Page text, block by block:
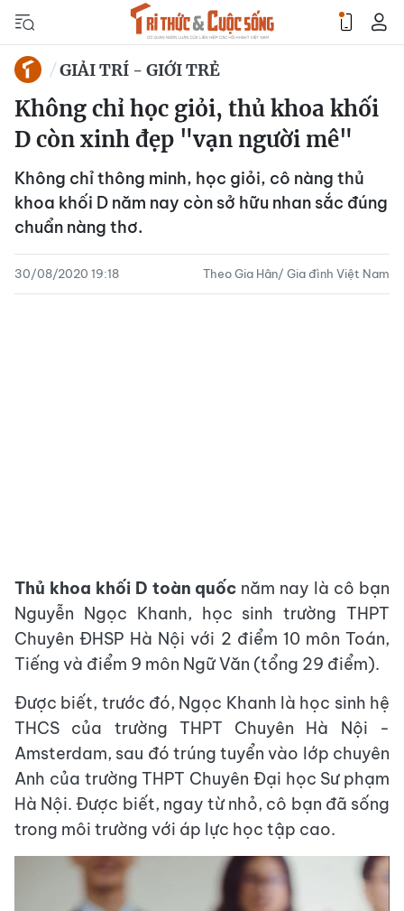
GIẢI TRÍ - GIỚI TRẺ
Không chỉ học giỏi, thủ khoa khối
D còn xinh đẹp "vạn người mê"
Không chỉ thông minh, học giỏi, cô nàng thủ
khoa khối D năm nay còn sở hữu nhan sắc đúng
chuẩn nàng thơ.
30/08/2020 19:18 Theo Gia Hân/ Gia đình Việt Nam
Thủ khoa khối D toàn quốc năm nay là cô bạn
Nguyễn Ngọc Khanh, học sinh trường THPT
Chuyên ĐHSP Hà Nội với 2 điểm 10 môn Toán,
Tiếng và điểm 9 môn Ngữ Văn (tổng 29 điểm).
Được biết, trước đó, Ngọc Khanh là học sinh hệ
THCS của trường THPT Chuyên Hà Nội -
Amsterdam, sau đó trúng tuyển vào lớp chuyên
Anh của trường THPT Chuyên Đại học Sư phạm
Hà Nội. Được biết, ngay từ nhỏ, cô bạn đã sống
trong môi trường với áp lực học tập cao.